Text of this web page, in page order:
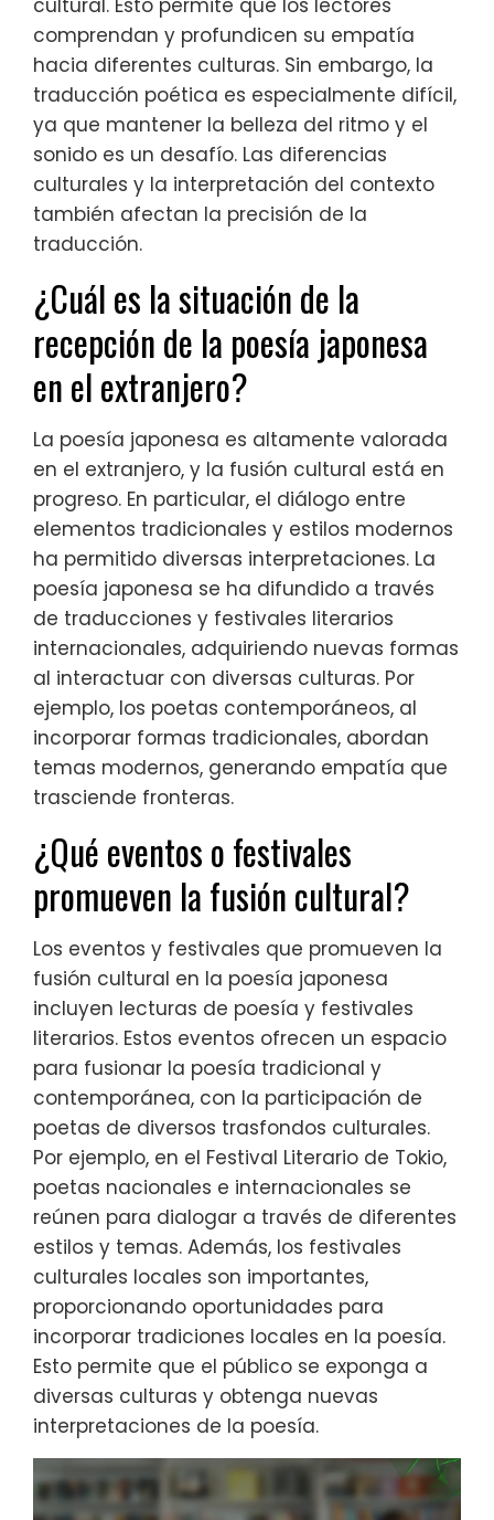
cultural. Esto permite que los lectores
comprendan y profundicen su empatía
hacia diferentes culturas. Sin embargo, la
traducción poética es especialmente difícil,
ya que mantener la belleza del ritmo y el
sonido es un desafío. Las diferencias
culturales y la interpretación del contexto
también afectan la precisión de la
traducción.
¿Cuál es la situación de la
recepción de la poesía japonesa
en el extranjero?
La poesía japonesa es altamente valorada
en el extranjero, y la fusión cultural está en
progreso. En particular, el diálogo entre
elementos tradicionales y estilos modernos
ha permitido diversas interpretaciones. La
poesía japonesa se ha difundido a través
de traducciones y festivales literarios
internacionales, adquiriendo nuevas formas
al interactuar con diversas culturas. Por
ejemplo, los poetas contemporáneos, al
incorporar formas tradicionales, abordan
temas modernos, generando empatía que
trasciende fronteras.
¿Qué eventos o festivales
promueven la fusión cultural?
Los eventos y festivales que promueven la
fusión cultural en la poesía japonesa
incluyen lecturas de poesía y festivales
literarios. Estos eventos ofrecen un espacio
para fusionar la poesía tradicional y
contemporánea, con la participación de
poetas de diversos trasfondos culturales.
Por ejemplo, en el Festival Literario de Tokio,
poetas nacionales e internacionales se
reúnen para dialogar a través de diferentes
estilos y temas. Además, los festivales
culturales locales son importantes,
proporcionando oportunidades para
incorporar tradiciones locales en la poesía.
Esto permite que el público se exponga a
diversas culturas y obtenga nuevas
interpretaciones de la poesía.